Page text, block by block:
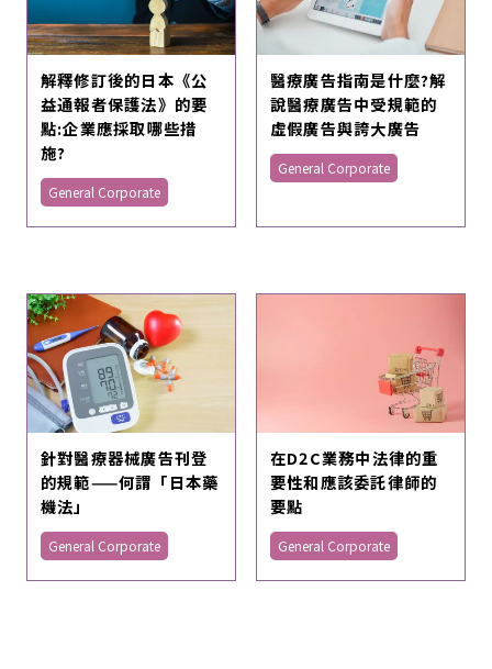
解釋修訂後的日本《公
益通報者保護法》的要
點:企業應採取哪些措
施?
General Corporate
醫療廣告指南是什麼?解
說醫療廣告中受規範的
虛假廣告與誇大廣告
General Corporate
針對醫療器械廣告刊登
的規範——何謂「日本藥
機法」
General Corporate
在D2C業務中法律的重
要性和應該委託律師的
要點
General Corporate